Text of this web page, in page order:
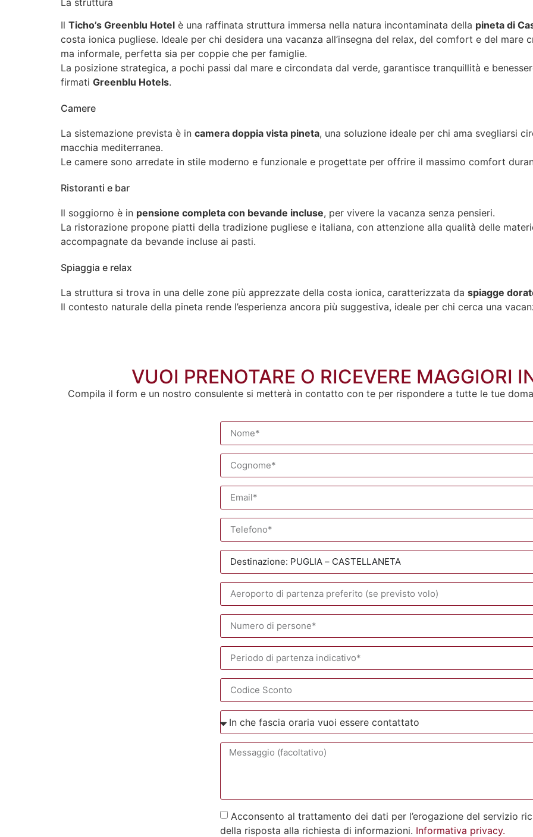
La struttura
Il Ticho’s Greenblu Hotel è una raffinata struttura immersa nella natura incontaminata della pineta di
costa ionica pugliese. Ideale per chi desidera una vacanza all’insegna del relax, del comfort e del mare
ma informale, perfetta sia per coppie che per famiglie.
La posizione strategica, a pochi passi dal mare e circondata dal verde, garantisce tranquillità e
firmati Greenblu Hotels.
Camere
La sistemazione prevista è in camera doppia vista pineta, una soluzione ideale per chi ama svegliarsi
macchia mediterranea.
Le camere sono arredate in stile moderno e funzionale e progettate per offrire il massimo comfort
Ristoranti e bar
Il soggiorno è in pensione completa con bevande incluse, per vivere la vacanza senza pensieri.
La ristorazione propone piatti della tradizione pugliese e italiana, con attenzione alla qualità delle
accompagnate da bevande incluse ai pasti.
Spiaggia e relax
La struttura si trova in una delle zone più apprezzate della costa ionica, caratterizzata da spiagge
Il contesto naturale della pineta rende l’esperienza ancora più suggestiva, ideale per chi cerca una
VUOI PRENOTARE O RICEVERE MAGGIORI
Compila il form e un nostro consulente si metterà in contatto con te per rispondere a tutte le tue
Acconsento al trattamento dei dati per l’erogazione del servizio
della risposta alla richiesta di informazioni. Informativa privacy.